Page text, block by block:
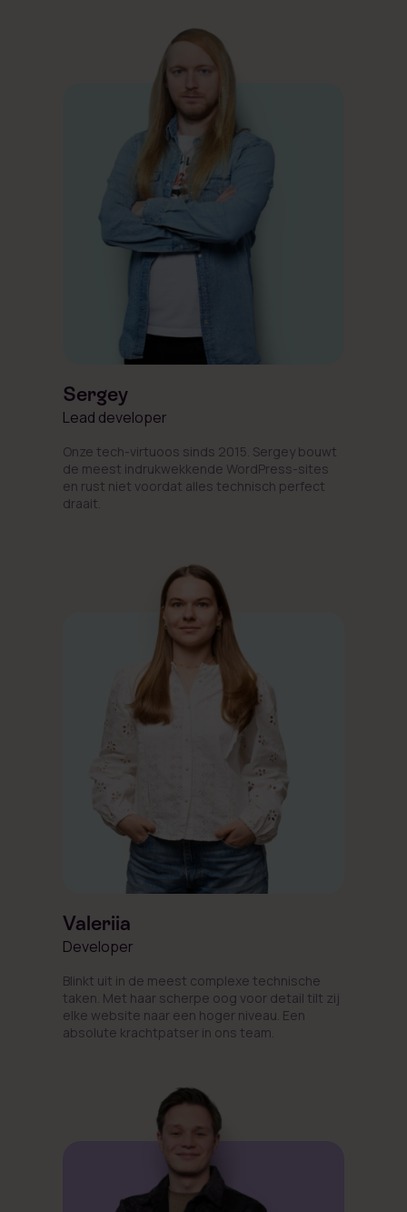
Sergey
Lead developer
Onze tech-virtuoos sinds 2015. Sergey bouwt
de meest indrukwekkende WordPress-sites
en rust niet voordat alles technisch perfect
draait.
Valeriia
Developer
Blinkt uit in de meest complexe technische
taken. Met haar scherpe oog voor detail tilt zij
elke website naar een hoger niveau. Een
absolute krachtpatser in ons team.